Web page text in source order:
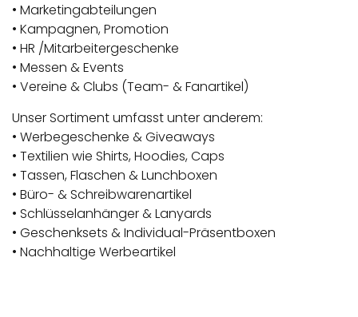
• Marketingabteilungen
• Kampagnen, Promotion
• HR /Mitarbeitergeschenke
• Messen & Events
• Vereine & Clubs (Team- & Fanartikel)
Unser Sortiment umfasst unter anderem:
• Werbegeschenke & Giveaways
• Textilien wie Shirts, Hoodies, Caps
• Tassen, Flaschen & Lunchboxen
• Büro- & Schreibwarenartikel
• Schlüsselanhänger & Lanyards
• Geschenksets & Individual-Präsentboxen
• Nachhaltige Werbeartikel